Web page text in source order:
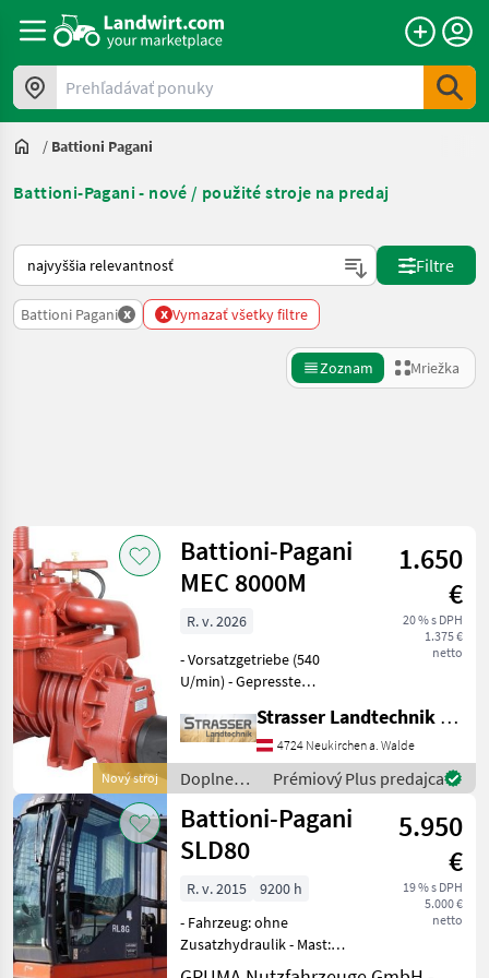
Prehľadávať ponuky
/ Battioni Pagani
Battioni-Pagani - nové / použité stroje na predaj
Takto sa vykonáva triedenie na Landwirt.com
Filtre
Battioni Pagani x x Vymazať všetky filtre
Zoznam Mriežka
Kategória 1 Krajina Filtre
AKTUÁLNA
CESTA
Battioni
Pagani
VYBRAŤ
KATEGÓRIU
poľnohospodárska technika
7
ostatné
1
MARKETPLACE
Marketplace
Ponuky
predajcov
Drobné
Resetovať
Zobraziť 8
Nový stroj
Battioni-Pagani
MEC 8000M
1.650
€
20 % s DPH
1.375 €
netto
R. v. 2026
- Vorsatzgetriebe (540
U/min) - Gepresste
und einstellbarem
Tropföler) - Druck maximal:
1, 5 bar - Gewicht: 160 kg -
Luftleistung Kompress
Strasser Landtechnik GmbH
4724 Neukirchen a. Walde
Doplnenie
živin a
polievanie
/ Battioni-
Pagani
Prémiový Plus predajca
Battioni-Pagani
SLD80
5.950
€
19 % s DPH
5.000 €
netto
R. v. 2015
9200 h
- Fahrzeug: ohne
Zusatzhydraulik - Mast:
ohne Zusatzhydraulik -